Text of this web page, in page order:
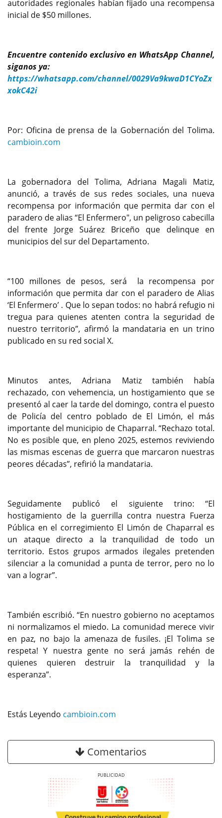
autoridades regionales habían fijado una recompensa
inicial de $50 millones.
Encuentre contenido exclusivo en WhatsApp Channel,
siganos ya:
https://whatsapp.com/channel/0029Va9kwaD1CYoZx
xokC42i
Por: Oficina de prensa de la Gobernación del Tolima.
cambioin.com
La gobernadora del Tolima, Adriana Magali Matiz,
anunció, a través de sus redes sociales, una nueva
recompensa por información que permita dar con el
paradero de alias “El Enfermero", un peligroso cabecilla
del frente Jorge Suárez Briceño que delinque en
municipios del sur del Departamento.
“100 millones de pesos, será la recompensa por
información que permita dar con el paradero de Alias
‘El Enfermero’ . Que lo sepan todos: no habrá refugio ni
tregua para quienes atenten contra la seguridad de
nuestro territorio”, afirmó la mandataria en un trino
publicado en su red social X.
Minutos antes, Adriana Matiz también había
rechazado, con vehemencia, un hostigamiento que se
presentó al caer la tarde del domingo, contra el puesto
de Policía del centro poblado de El Limón, el más
importante del municipio de Chaparral. “Rechazo total.
No es posible que, en pleno 2025, estemos reviviendo
las mismas escenas de guerra que marcaron nuestras
peores décadas”, refirió la mandataria.
Seguidamente publicó el siguiente trino: “El
hostigamiento de la guerrilla contra nuestra Fuerza
Pública en el corregimiento El Limón de Chaparral es
un ataque directo a la tranquilidad de todo un
territorio. Estos grupos armados ilegales pretenden
silenciar a la comunidad a punta de terror, pero no lo
van a lograr”.
También escribió. “En nuestro gobierno no aceptamos
ni normalizamos el miedo. La comunidad merece vivir
en paz, no bajo la amenaza de fusiles. ¡El Tolima se
respeta! Y nuestra gente no será jamás rehén de
quienes quieren destruir la tranquilidad y la
esperanza”.
Estás Leyendo cambioin.com
Comentarios